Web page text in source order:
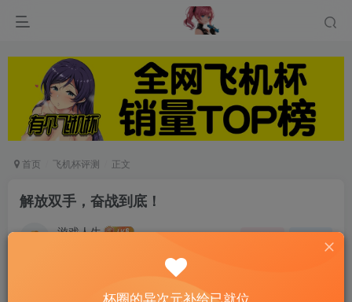
首页 飞机杯评测 正文
解放双手，奋战到底！
游戏人生
杯圈的异次元补给已就位